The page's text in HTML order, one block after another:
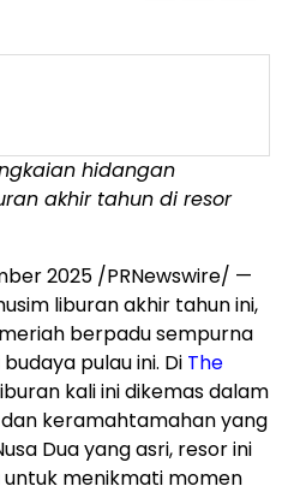
hidangan
akhir tahun di resor
2025 /PRNewswire/ —
liburan akhir tahun ini,
berpadu sempurna
pulau ini. Di The
kali ini dikemas dalam
keramahtamahan yang
Duayang asri, resor ini
menikmati momen